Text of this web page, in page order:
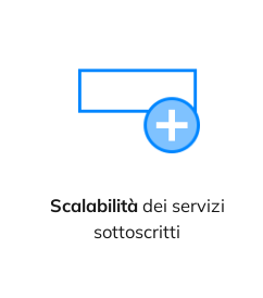
Scalabilitàdei servizi
sottoscritti